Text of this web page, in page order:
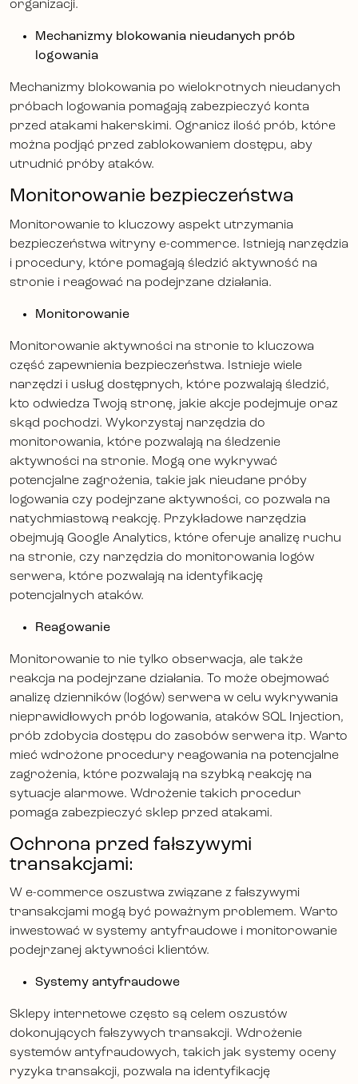
organizacji.
Mechanizmy blokowania nieudanych prób
logowania
Mechanizmy blokowania po wielokrotnych nieudanych
próbach logowania pomagają zabezpieczyć konta
przed atakami hakerskimi. Ogranicz ilość prób, które
można podjąć przed zablokowaniem dostępu, aby
utrudnić próby ataków.
Monitorowanie bezpieczeństwa
Monitorowanie to kluczowy aspekt utrzymania
bezpieczeństwa witryny e-commerce. Istnieją narzędzia
i procedury, które pomagają śledzić aktywność na
stronie i reagować na podejrzane działania.
Monitorowanie
Monitorowanie aktywności na stronie to kluczowa
część zapewnienia bezpieczeństwa. Istnieje wiele
narzędzi i usług dostępnych, które pozwalają śledzić,
kto odwiedza Twoją stronę, jakie akcje podejmuje oraz
skąd pochodzi. Wykorzystaj narzędzia do
monitorowania, które pozwalają na śledzenie
aktywności na stronie. Mogą one wykrywać
potencjalne zagrożenia, takie jak nieudane próby
logowania czy podejrzane aktywności, co pozwala na
natychmiastową reakcję. Przykładowe narzędzia
obejmują Google Analytics, które oferuje analizę ruchu
na stronie, czy narzędzia do monitorowania logów
serwera, które pozwalają na identyfikację
potencjalnych ataków.
Reagowanie
Monitorowanie to nie tylko obserwacja, ale także
reakcja na podejrzane działania. To może obejmować
analizę dzienników (logów) serwera w celu wykrywania
nieprawidłowych prób logowania, ataków SQL Injection,
prób zdobycia dostępu do zasobów serwera itp. Warto
mieć wdrożone procedury reagowania na potencjalne
zagrożenia, które pozwalają na szybką reakcję na
sytuacje alarmowe. Wdrożenie takich procedur
pomaga zabezpieczyć sklep przed atakami.
Ochrona przed fałszywymi
transakcjami:
W e-commerce oszustwa związane z fałszywymi
transakcjami mogą być poważnym problemem. Warto
inwestować w systemy antyfraudowe i monitorowanie
podejrzanej aktywności klientów.
Systemy antyfraudowe
Sklepy internetowe często są celem oszustów
dokonujących fałszywych transakcji. Wdrożenie
systemów antyfraudowych, takich jak systemy oceny
ryzyka transakcji, pozwala na identyfikację